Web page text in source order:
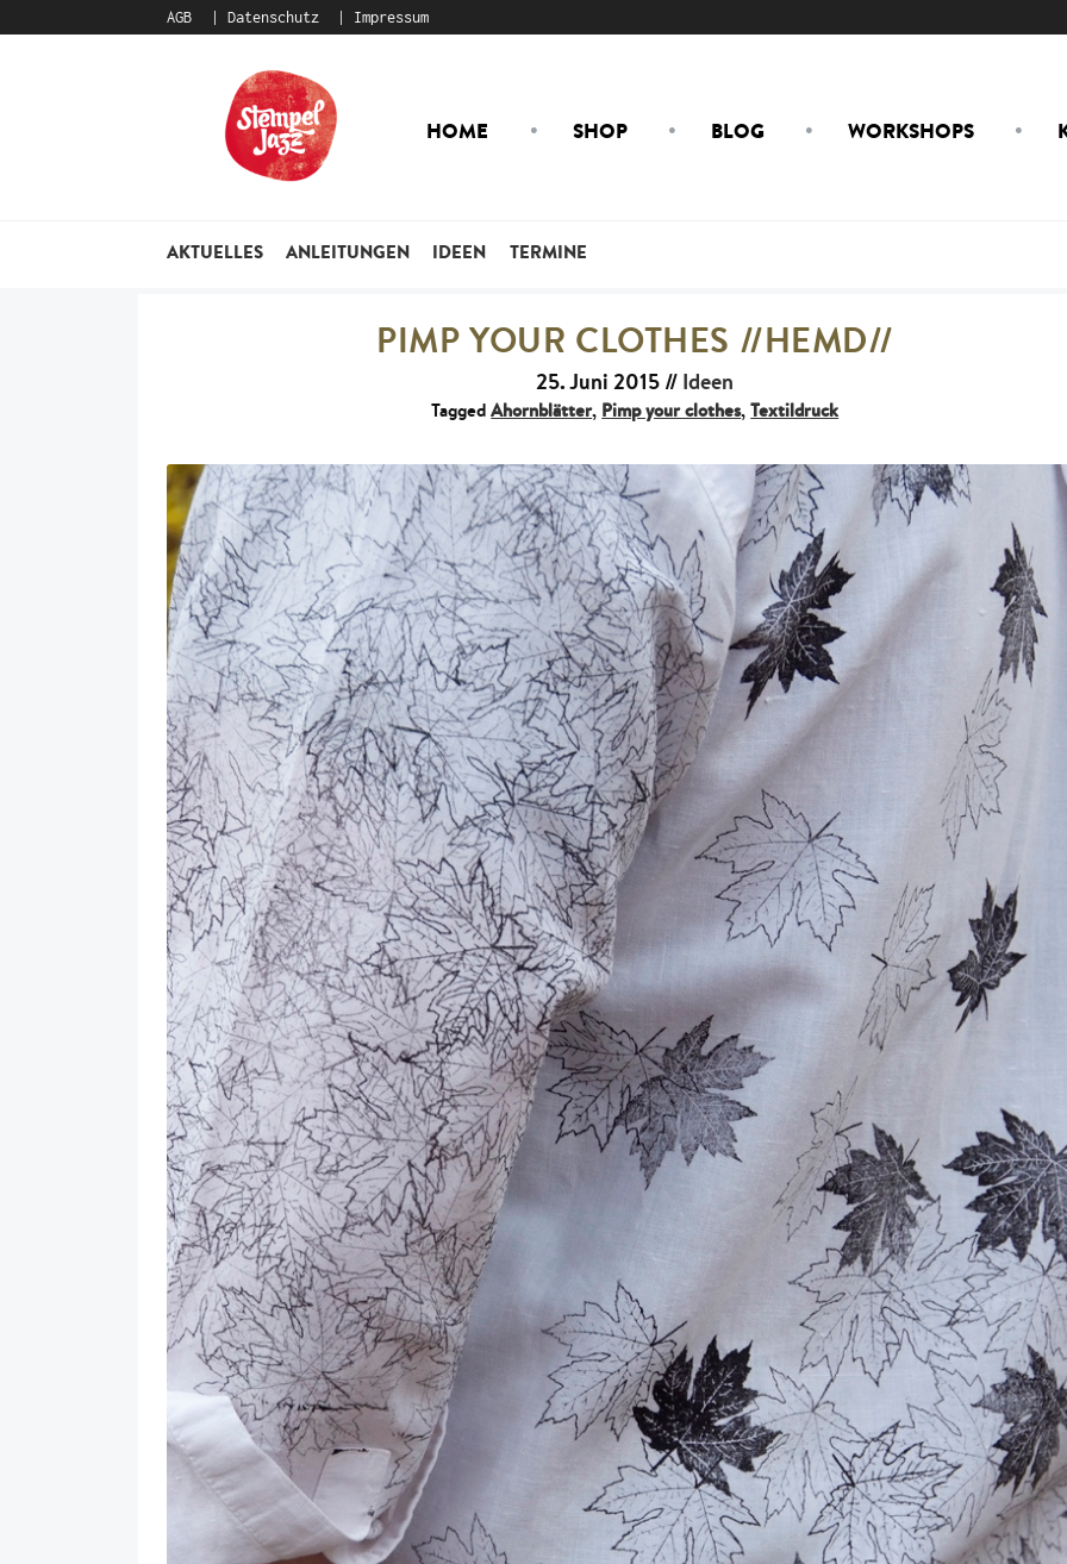
AGB Datenschutz Impressum
Navigation
springen
springen
HOME SHOP BLOG WORKSHOPS
AKTUELLES ANLEITUNGEN IDEEN TERMINE
PIMP YOUR CLOTHES //HEMD//
25. Juni 2015 // Ideen
TaggedAhornblätter, Pimp your clothes,Textildruck